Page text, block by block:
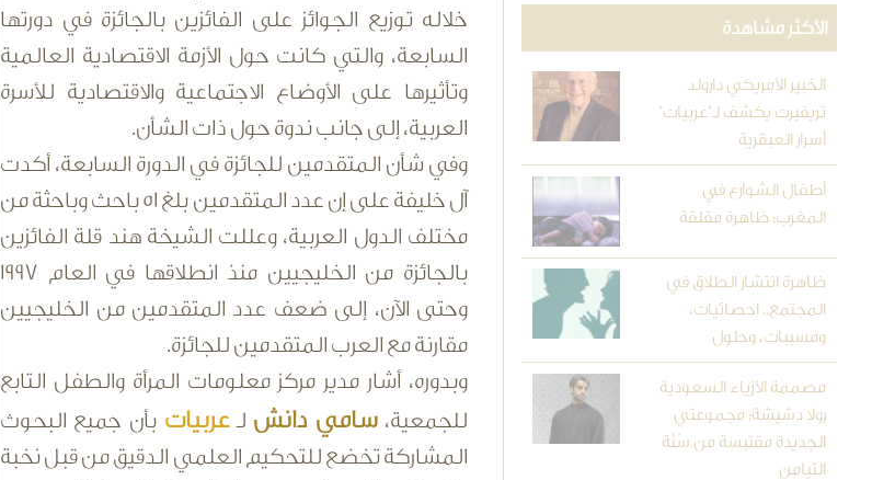
خلاله توزيع الجوائز على الفائزين بالجائزة في دورتها
السابعة، والتي كانت حول الأزمة الاقتصادية العالمية
وتأثيرها على الأوضاع الاجتماعية والاقتصادية للأسرة
العربية، إلى جانب ندوة حول ذات الشأن.
وفي شأن المتقدمين للجائزة في الدورة السابعة، أكدت
آل خليفة على إن عدد المتقدمين بلغ 51 باحث وباحثة من
مختلف الدول العربية، وعللت الشيخة هند قلة الفائزين
بالجائزة من الخليجيين منذ انطلاقها في العام 1997
وحتى الآن، إلى ضعف عدد المتقدمين من الخليجيين
مقارنة مع العرب المتقدمين للجائزة.
وبدوره، أشار مدير مركز معلومات المرأة والطفل التابع
للجمعية،سامي دانش لـعربياتبأن جميع البحوث
المشاركة تخضع للتحكيم العلمي الدقيق من قبل نخبة
الأكثر مشاهدة
الخبير الأمريكي دارولد
تريفيرت يكشف لـ"عربيات"
أسرار العبقرية
أطفال الشوارع في
المغرب: ظاهرة مقلقة
ظاهرة انتشار الطلاق في
المجتمع.. احصائيات،
ومسببات، وحلول
مصممة الأزياء السعودية
رولا دشيشة: مجموعتي
الجديدة مقتبسة من سُنَّة
التيامن